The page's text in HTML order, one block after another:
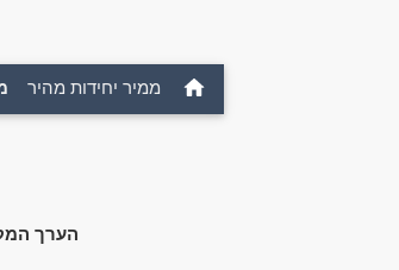
ממיר יחידות מהיר
הערך